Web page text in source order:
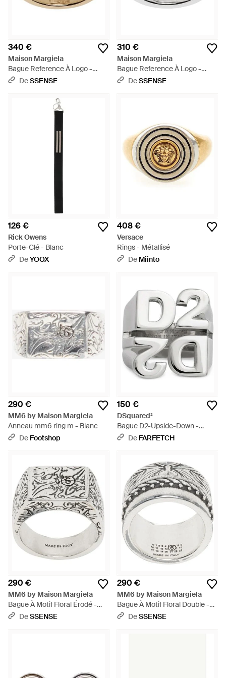
340 €
Maison Margiela
Bague Reference À Logo -
Métallisé
DeSSENSE
310 €
Maison Margiela
Bague Reference À Logo -
Métallisé
DeSSENSE
126 €
Rick Owens
Porte-Clé - Blanc
DeYOOX
408 €
Versace
Rings - Métallisé
De Miinto
290 €
MM6 by Maison Margiela
Anneau mm6 ring m - Blanc
De Footshop
150 €
DSquared²
Bague D2-Upside-Down -
Blanc
De FARFETCH
290 €
MM6 by Maison Margiela
Bague À Motif Floral Érodé -
Marron
DeSSENSE
290 €
MM6 by Maison Margiela
Bague À Motif Floral Double -
Métallisé
DeSSENSE